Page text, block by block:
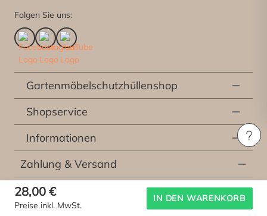
28,00 €
Preise inkl. MwSt.
IN DEN WARENKORB
Folgen Sie uns:
Gartenmöbelschutzhüllenshop
Shopservice
Informationen
Zahlung & Versand
* Alle Preise inkl. der gesetzlichen Mehrwertsteuer, exklusiveVersandkostenund
etwaiger Kosten für die Lieferung vor Ort, sofern nicht anders beschrieben